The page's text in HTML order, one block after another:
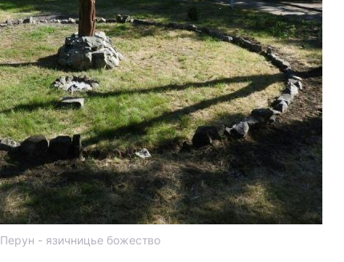
Перун - язичницье божество